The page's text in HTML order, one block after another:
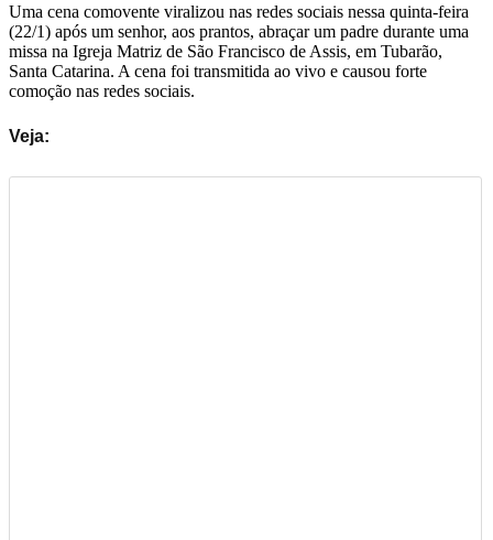
Uma cena comovente viralizou nas redes sociais nessa quinta-feira
(22/1) após um senhor, aos prantos, abraçar um padre durante uma
missa na Igreja Matriz de São Francisco de Assis, em Tubarão,
Santa Catarina. A cena foi transmitida ao vivo e causou forte
comoção nas redes sociais.
Veja: